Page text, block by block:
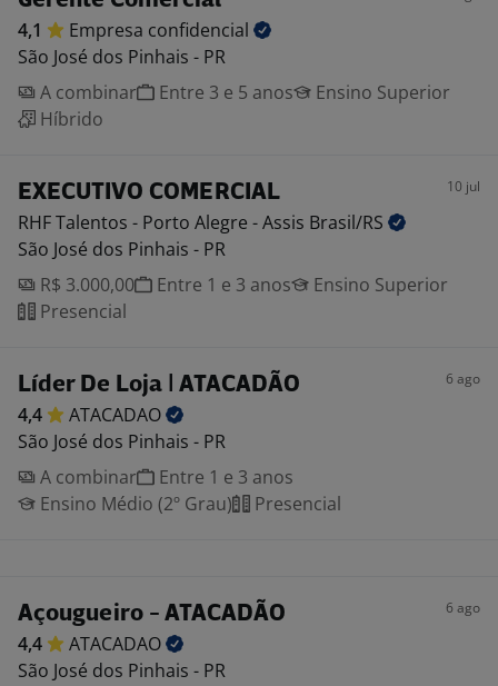
4,1 Empresa confidencial
São José dos Pinhais - PR
A combinar
Entre 3 e 5 anos
Ensino Superior
Híbrido
EXECUTIVO COMERCIAL 10 jul
RHF Talentos - Porto Alegre - Assis Brasil/RS
São José dos Pinhais - PR
R$ 3.000,00
Entre 1 e 3 anos
Ensino Superior
Presencial
Líder De Loja | ATACADÃO 6 ago
4,4
ATACADAO
São José dos Pinhais - PR
A combinar
Entre 1 e 3 anos
Ensino Médio (2º Grau)
Presencial
Açougueiro - ATACADÃO 6 ago
4,4
ATACADAO
São José dos Pinhais - PR